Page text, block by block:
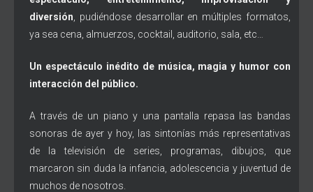
diversión , pudiéndose desarrollar en múltiples formatos,
ya sea cena, almuerzos, cocktail, auditorio, sala, etc…
Un espectáculo inédito de música, magia y humor con
interacción del público.
A través de un piano y una pantalla repasa las bandas
sonoras de ayer y hoy, las sintonías más representativas
de la televisión de series, programas, dibujos, que
marcaron sin duda la infancia, adolescencia y juventud de
muchos de nosotros.